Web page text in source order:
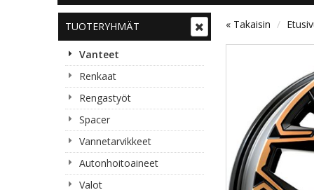
TUOTERYHMÄT
Vanteet
Renkaat
Rengastyöt
Spacer
Vannetarvikkeet
Autonhoitoaineet
Valot
« Takaisin